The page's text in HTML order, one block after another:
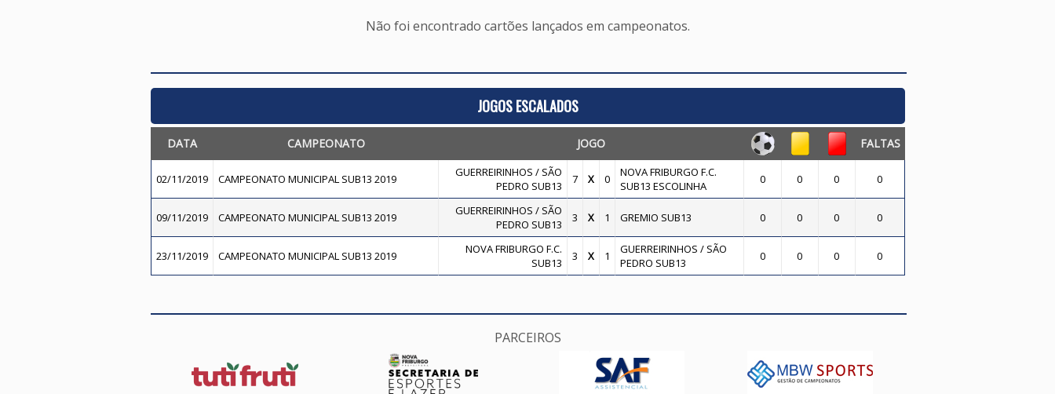
Não foi encontrado cartões lançados em campeonatos.
JOGOS ESCALADOS
DATA CAMPEONATO JOGO FALTAS
02/11/2019 CAMPEONATO MUNICIPAL SUB13 2019
GUERREIRINHOS / SÃO
PEDRO SUB13
7 X 0
NOVA FRIBURGO F.C.
SUB13 ESCOLINHA
0 0 0 0
09/11/2019 CAMPEONATO MUNICIPAL SUB13 2019
GUERREIRINHOS / SÃO
PEDRO SUB13
3 X 1 GREMIO SUB13 0 0 0 0
23/11/2019 CAMPEONATO MUNICIPAL SUB13 2019
NOVA FRIBURGO F.C.
SUB13
3 X 1
GUERREIRINHOS / SÃO
PEDRO SUB13
0 0 0 0
PARCEIROS